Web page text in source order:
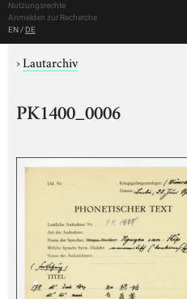
Nutzungsrechte
Anmelden zur Recherche
EN / DE
›Lautarchiv
PK1400_0006